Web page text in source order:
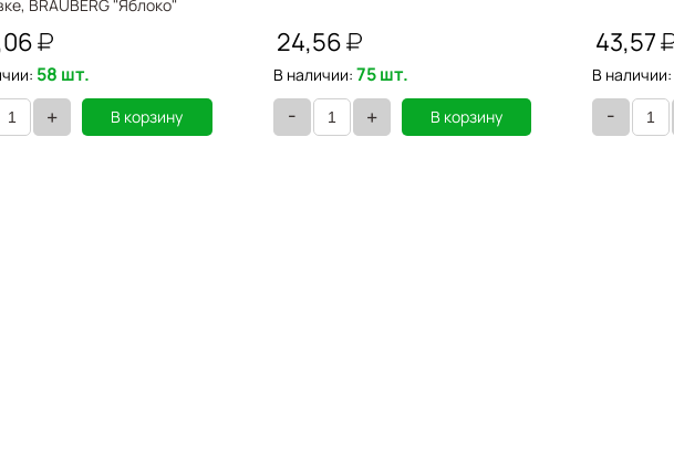
BRAUBERG "Яблоко"
58 шт.
+ В корзину
24,56
В наличии: 75 шт.
- + В корзину
43,57
В наличии:
-